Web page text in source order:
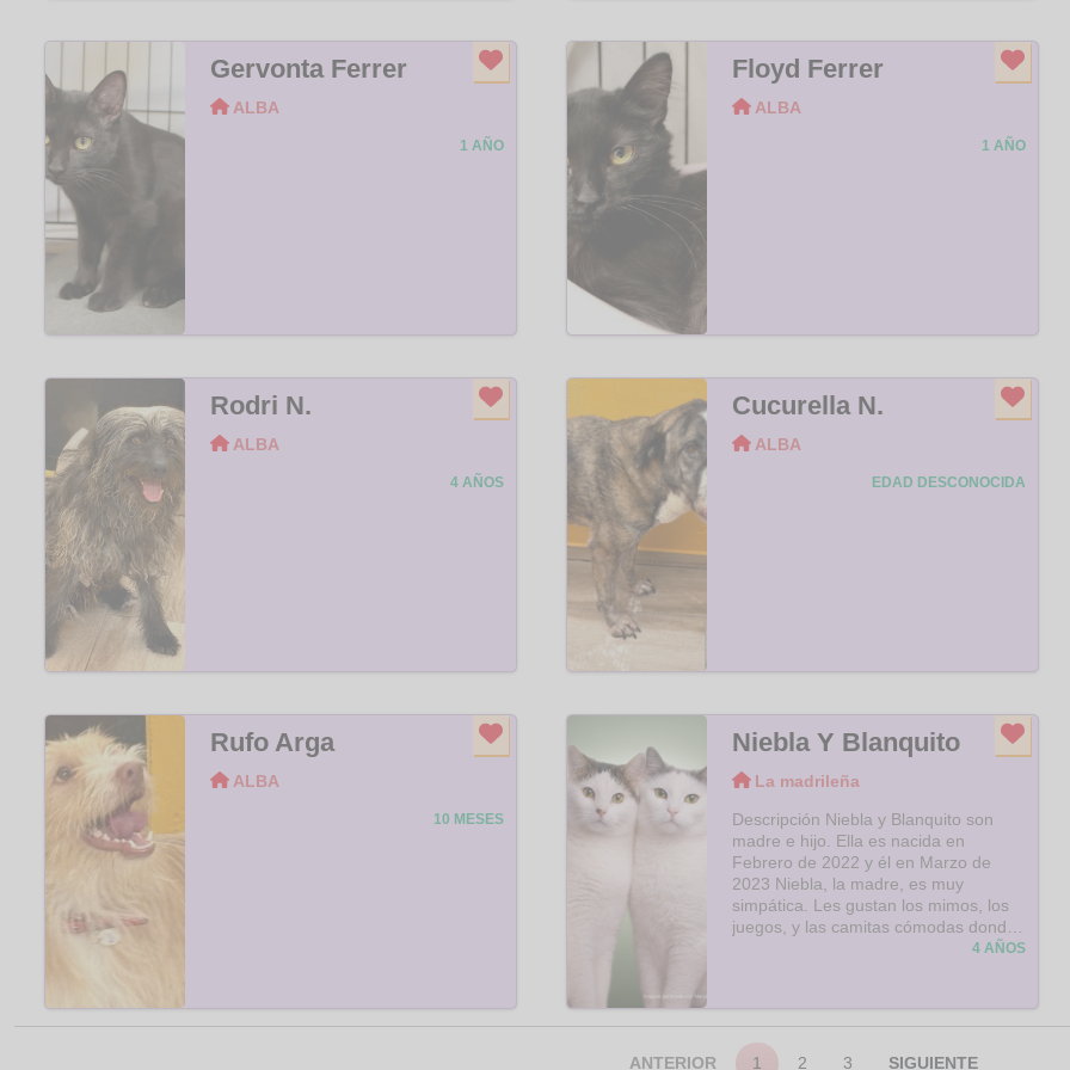
Gervonta Ferrer
ALBA
1 AÑO
Floyd Ferrer
ALBA
1 AÑO
Rodri N.
ALBA
4 AÑOS
Cucurella N.
ALBA
EDAD DESCONOCIDA
Rufo Arga
ALBA
10 MESES
Niebla Y Blanquito
La madrileña
Descripción Niebla y Blanquito son
madre e hijo. Ella es nacida en
Febrero de 2022 y él en Marzo de
2023 Niebla, la madre, es muy
simpática. Les gustan los mimos, los
juegos, y las camitas cómodas donde
ronronear a gusto. Es sociable y tiene
protectora, le cuesta un poco más
abrirse. Se apoya mucho en su
madre, con lo cual preferimos que se
4 AÑOS
ANTERIOR 1 2 3 SIGUIENTE